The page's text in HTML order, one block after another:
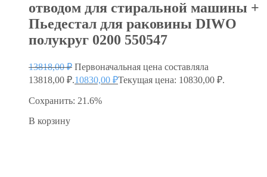
отводом для стиральной машины +
Пьедестал для раковины DIWO
полукруг 0200 550547
13818,00₽ Первоначальная цена составляла
13818,00 ₽.10830,00 ₽Текущая цена: 10830,00 ₽.
Сохранить: 21.6%
В корзину